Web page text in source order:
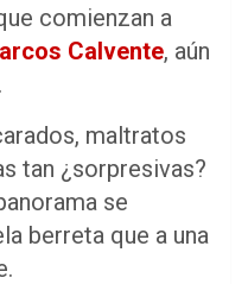
comienzan a
Calvente, aún
maltratos
tan ¿sorpresivas?
se
berreta que a una